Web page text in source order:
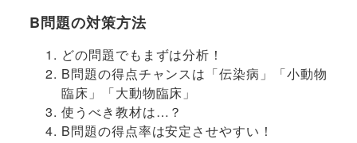
B問題の対策方法
どの問題でもまずは分析！
B問題の得点チャンスは「伝染病」「小動物
臨床」「大動物臨床」
使うべき教材は…？
B問題の得点率は安定させやすい！